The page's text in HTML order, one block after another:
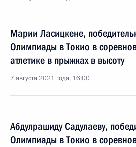
Марии Ласицкене,
Олимпиады в Токио в
атлетике в прыжках в высоту
7 августа 2021 года, 16:00
Абдулрашиду Садулаеву,
Олимпиады в Токио в